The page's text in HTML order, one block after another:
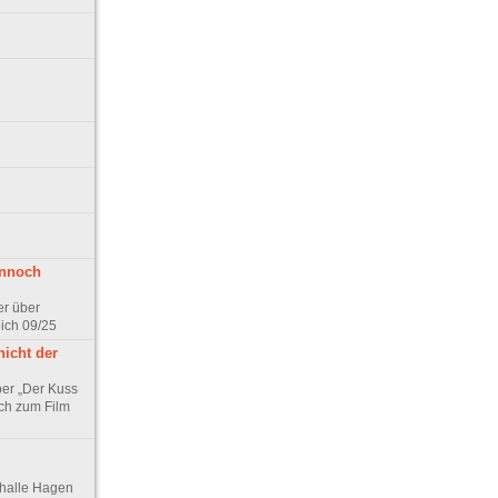
über
09/25
der
„Der Kuss
zum Film
Hagen